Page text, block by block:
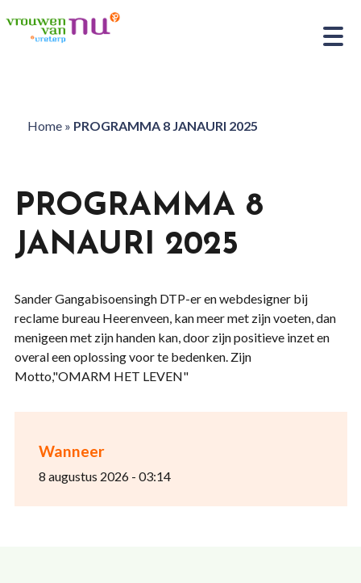
Home» PROGRAMMA 8 JANAURI 2025
Wanneer
8 augustus 2026 - 03:14
PROGRAMMA 8
JANAURI 2025
Sander Gangabisoensingh DTP-er en webdesigner bij
reclame bureau Heerenveen, kan meer met zijn voeten, dan
menigeen met zijn handen kan, door zijn positieve inzet en
overal een oplossing voor te bedenken. Zijn
Motto,"OMARM HET LEVEN"